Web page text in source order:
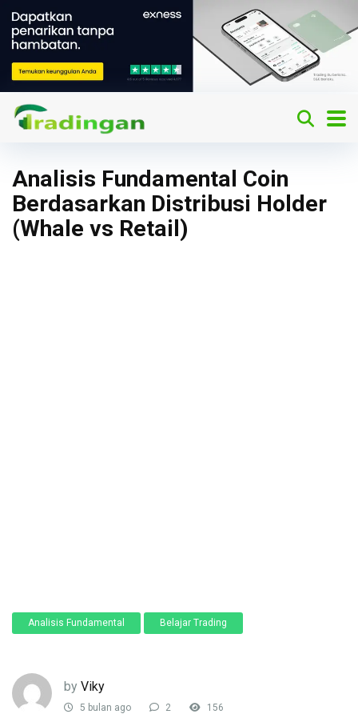
Analisis Fundamental Coin
Berdasarkan Distribusi Holder
(Whale vs Retail)
Analisis Fundamental Belajar Trading
by Viky
5 bulan ago 2 156